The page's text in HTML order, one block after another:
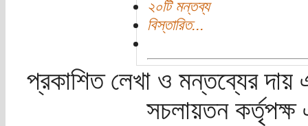
২০টি মন্তব্য
বিস্তারিত...
প্রকাশিত লেখা ও মন্তব্যের দায়
সচলায়তন